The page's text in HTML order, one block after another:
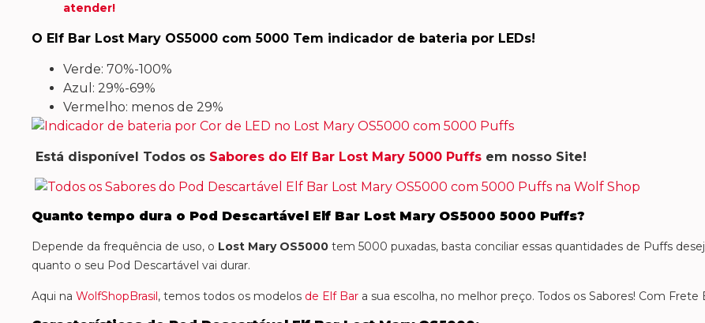
atender!
O Elf Bar Lost Mary OS5000 com 5000 Tem indicador de bateria por LEDs!
Verde: 70%-100%
Azul: 29%-69%
Vermelho: menos de 29%
Está disponível Todos os Sabores do Elf Bar Lost Mary 5000 Puffs em nosso Site!
Quanto tempo dura o Pod Descartável Elf Bar Lost Mary OS5000 5000 Puffs?
Depende da frequência de uso, o Lost Mary OS5000 tem 5000 puxadas, basta conciliar essas quantidades de Puffs
quanto o seu Pod Descartável vai durar.
Aqui na WolfShopBrasil, temos todos os modelos de Elf Bar a sua escolha, no melhor preço. Todos os Sabores! Com Frete